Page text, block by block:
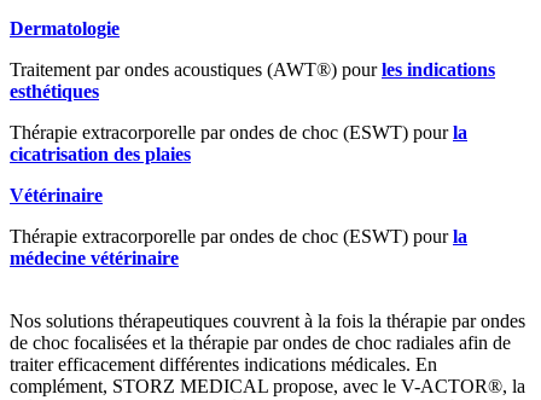
Dermatologie
Traitement par ondes acoustiques (AWT®) pourles indications
esthétiques
Thérapie extracorporelle par ondes de choc (ESWT) pourla
cicatrisation des plaies
Vétérinaire
Thérapie extracorporelle par ondes de choc (ESWT) pourla
médecine vétérinaire
Nos solutions thérapeutiques couvrent à la fois la thérapie par ondes
de choc focalisées et la thérapie par ondes de choc radiales afin de
traiter efficacement différentes indications médicales. En
complément, STORZ MEDICAL propose, avec le V-ACTOR®, la